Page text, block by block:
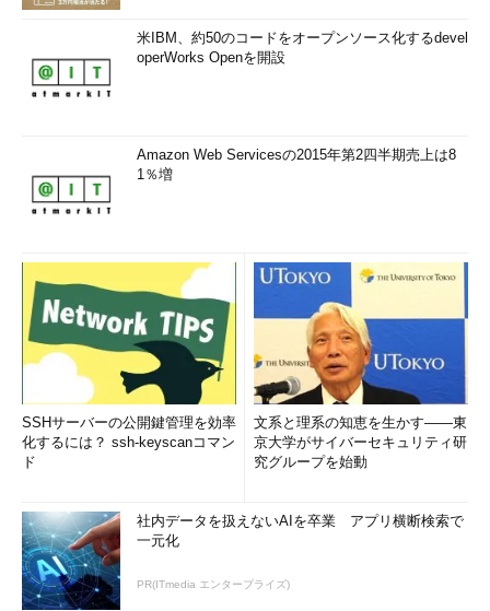
米IBM、約50のコードをオープンソース化するdevel
operWorks Openを開設
Amazon Web Servicesの2015年第2四半期売上は8
1％増
SSHサーバーの公開鍵管理を効率
化するには？ ssh-keyscanコマン
ド
文系と理系の知恵を生かす――東
京大学がサイバーセキュリティ研
究グループを始動
社内データを扱えないAIを卒業 アプリ横断検索で
一元化
PR(ITmedia エンタープライズ)